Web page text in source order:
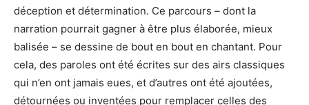
déception et détermination. Ce parcours – dont la
narration pourrait gagner à être plus élaborée, mieux
balisée – se dessine de bout en bout en chantant. Pour
cela, des paroles ont été écrites sur des airs classiques
qui n’en ont jamais eues, et d’autres ont été ajoutées,
détournées ou inventées pour remplacer celles des